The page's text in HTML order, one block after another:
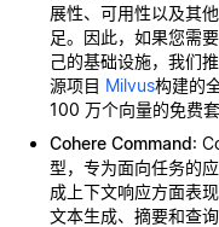
展性、可用性以及其
足。因此，如果您需
己的基础设施，我们
源项目 Milvus构建的
100 万个向量的免费
Cohere Command:
型，专为面向任务的
成上下文响应方面表
文本生成、摘要和查